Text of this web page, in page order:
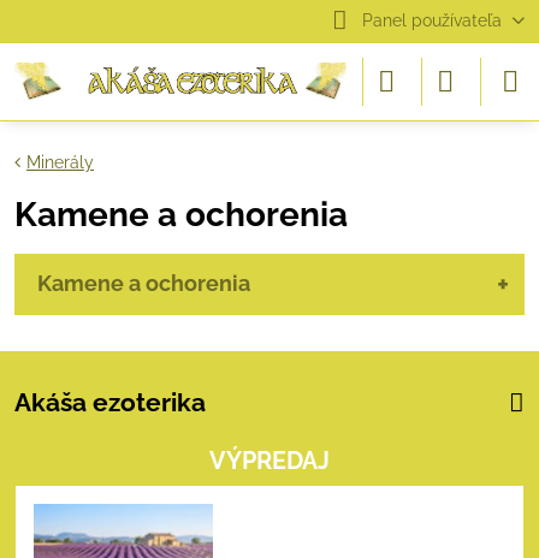
Panel používateľa
Minerály
Kamene a ochorenia
Kamene a ochorenia
Akáša ezoterika
VÝPREDAJ